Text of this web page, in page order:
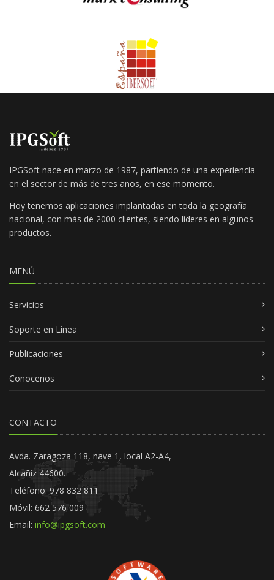
IPGSoft nace en marzo de 1987, partiendo de una experiencia
en el sector de más de tres años, en ese momento.
Hoy tenemos aplicaciones implantadas en toda la geografía
nacional, con más de 2000 clientes, siendo líderes en algunos
productos.
MENÚ
Servicios
Soporte en Línea
Publicaciones
Conocenos
CONTACTO
Avda. Zaragoza 118, nave 1, local A2-A4,
Alcañiz 44600.
Teléfono: 978 832 811
Móvil: 662 576 009
Email: info@ipgsoft.com